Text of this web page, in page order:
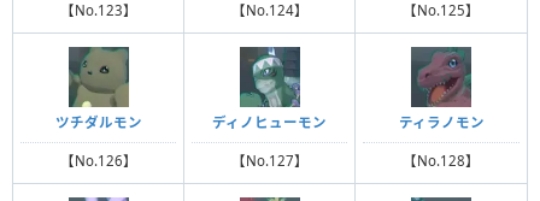
【No.123】 【No.124】 【No.125】
ツチダルモン
【No.126】
ディノヒューモン
【No.127】
ティラノモン
【No.128】